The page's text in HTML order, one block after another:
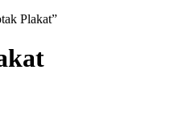
Plakat”